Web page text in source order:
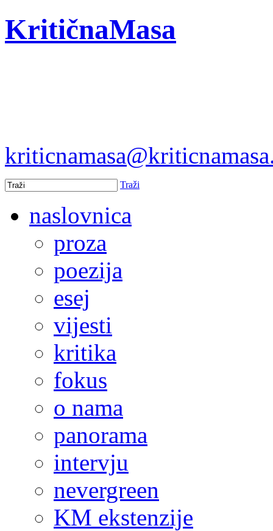
KritičnaMasa
Traži
naslovnica
proza
poezija
esej
vijesti
kritika
fokus
o nama
panorama
intervju
nevergreen
KM ekstenzije